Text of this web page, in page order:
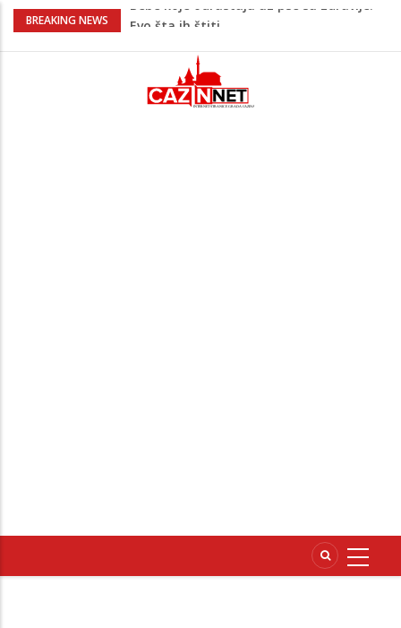
BREAKING NEWS
Krenuo u BiH sa 20 kilograma droge:
Juventus igra protiv Intera, Spaleti
razočarao navijače iz BiH
Užas: Uhapšen Italijan (45) kako